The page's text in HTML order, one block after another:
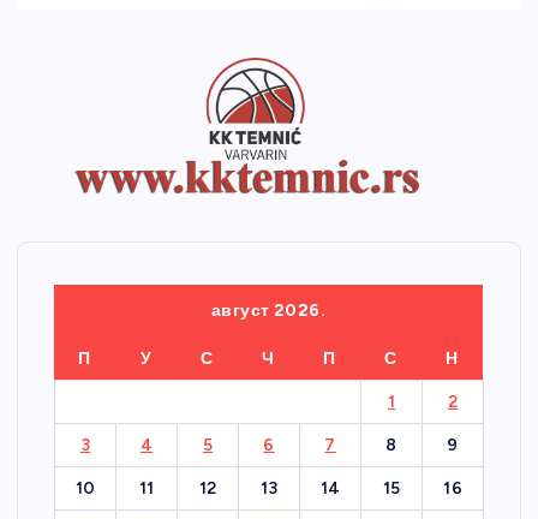
август 2026.
П У С Ч П С Н
1 2
3 4 5 6 7 8 9
10 11 12 13 14 15 16